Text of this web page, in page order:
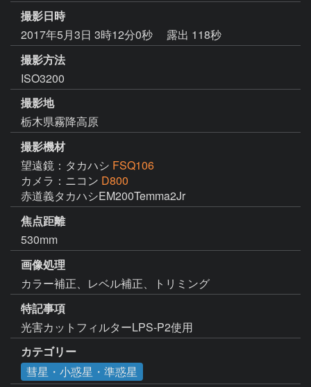
撮影日時
2017年5月3日 3時12分0秒
露出 118秒
撮影方法
ISO3200
撮影地
栃木県霧降高原
撮影機材
望遠鏡：タカハシ FSQ106
カメラ：ニコン D800
赤道義タカハシEM200Temma2Jr
焦点距離
530mm
画像処理
カラー補正、レベル補正、トリミング
特記事項
光害カットフィルターLPS-P2使用
カテゴリー
彗星・小惑星・準惑星